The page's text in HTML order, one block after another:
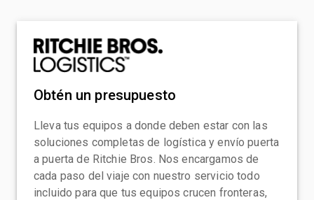
Obtén un presupuesto
Lleva tus equipos a donde deben estar con las
soluciones completas de logística y envío puerta
a puerta de Ritchie Bros. Nos encargamos de
cada paso del viaje con nuestro servicio todo
incluido para que tus equipos crucen fronteras,